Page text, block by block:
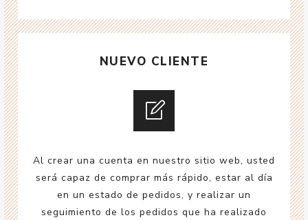
NUEVO CLIENTE
Al crear una cuenta en nuestro sitio web, usted
será capaz de comprar más rápido, estar al día
en un estado de pedidos, y realizar un
seguimiento de los pedidos que ha realizado